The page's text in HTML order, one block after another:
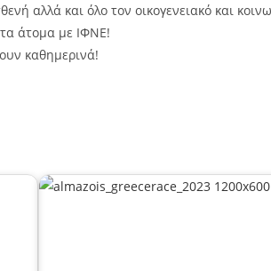
αλλά και όλο τον οικογενειακό και
άτομα με ΙΦΝΕ!
καθημερινά!